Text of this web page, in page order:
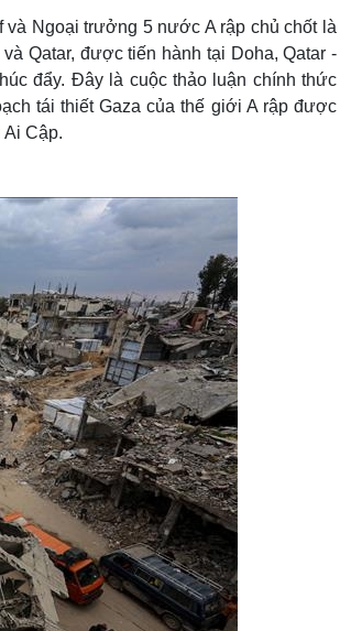
n
n
Ngoại trưởng 5 nước A rập chủ chốt là
Qatar, được tiến hành tại Doha, Qatar -
đẩy. Đây là cuộc thảo luận chính thức
tái thiết Gaza của thế giới A rập được
Cập.